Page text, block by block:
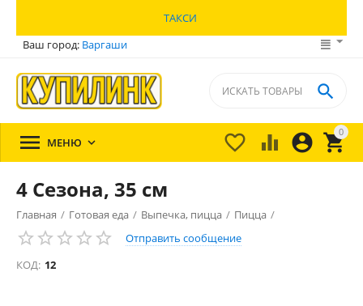
ТАКСИ
Ваш город: Варгаши
0


 

 МЕНЮ 
4 Сезона, 35 см
Главная / Готовая еда / Выпечка, пицца / Пицца /
Отправить сообщение
КОД: 12